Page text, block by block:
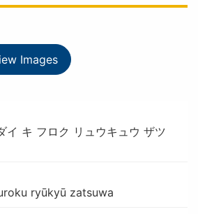
Images
イ キ フロク リュウキュウ ザツ
ryūkyū zatsuwa